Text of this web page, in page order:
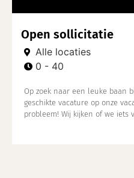
Open sollicitatie
Alle locaties
0 - 40
Op zoek naar een leuke baan
geschikte vacature op onze
probleem! Wij kijken of we iets